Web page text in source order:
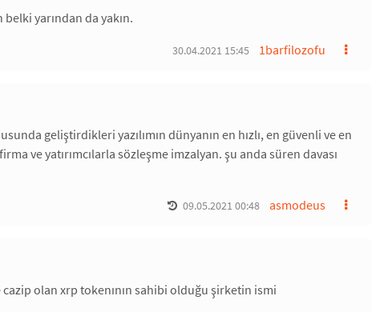
yarından da yakın.
1barfilozofu
30.04.2021 15:45
geliştirdikleri yazılımın dünyanın en hızlı, en güvenli ve en
ve yatırımcılarla sözleşme imzalyan. şu anda süren davası
asmodeus
09.05.2021 00:48
olan xrp tokenının sahibi olduğu şirketin ismi